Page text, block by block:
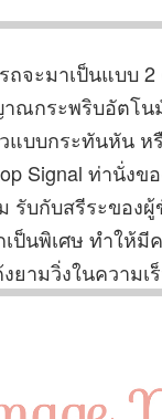
ถจะมาเป็นแบบ
กระพริบอัตโนมั
แบบกระทันหัน ห
Signal ท่านั่ง
รับกับสรีระของ
ป็นพิเศษ ทำให้มี
ยามวิ่งในความเ